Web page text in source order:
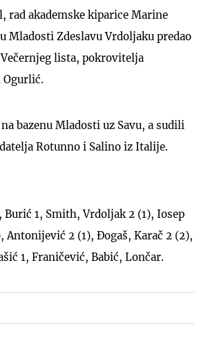
rad akademske kiparice Marine
Mladosti Zdeslavu Vrdoljaku predao
lista, pokrovitelja
Ogurlić.
bazenu Mladosti uz Savu, a sudili
Rotunno i Salino iz Italije.
Burić 1, Smith, Vrdoljak 2 (1), Iosep
Antonijević 2 (1), Đogaš, Karač 2 (2),
1, Franičević, Babić, Lončar.